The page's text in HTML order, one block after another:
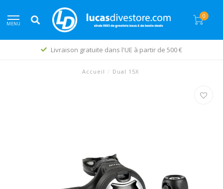
MENU
0
Livraison gratuite dans l'UE à partir de 500 €
Accueil / Dual 15X